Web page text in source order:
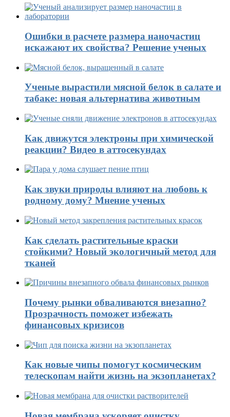
Ошибки в расчете размера наночастиц
искажают их свойства? Решение ученых
Ученые вырастили мясной белок в салате и
табаке: новая альтернатива животным
Как движутся электроны при химической
реакции? Видео в аттосекундах
Как звуки природы влияют на любовь к
родному дому? Мнение ученых
Как сделать растительные краски
стойкими? Новый экологичный метод для
тканей
Почему рынки обваливаются внезапно?
Прозрачность поможет избежать
финансовых кризисов
Как новые чипы помогут космическим
телескопам найти жизнь на экзопланетах?